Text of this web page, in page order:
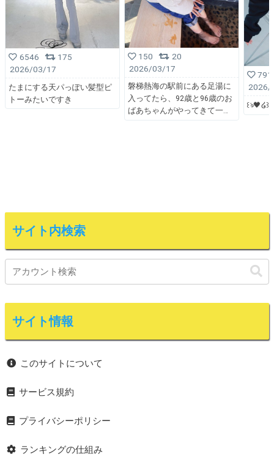
6546
175
2026/03/17
たまにする天パっぽい髪型ピ
トーみたいですき
150
20
2026/03/17
磐梯熱海の駅前にある足湯に
入ってたら、92歳と96歳のお
ばあちゃんがやってきて一
791
2026/
꒰ঌ🖤໒꒱
サイト内検索
サイト情報
このサイトについて
サービス規約
プライバシーポリシー
ランキングの仕組み